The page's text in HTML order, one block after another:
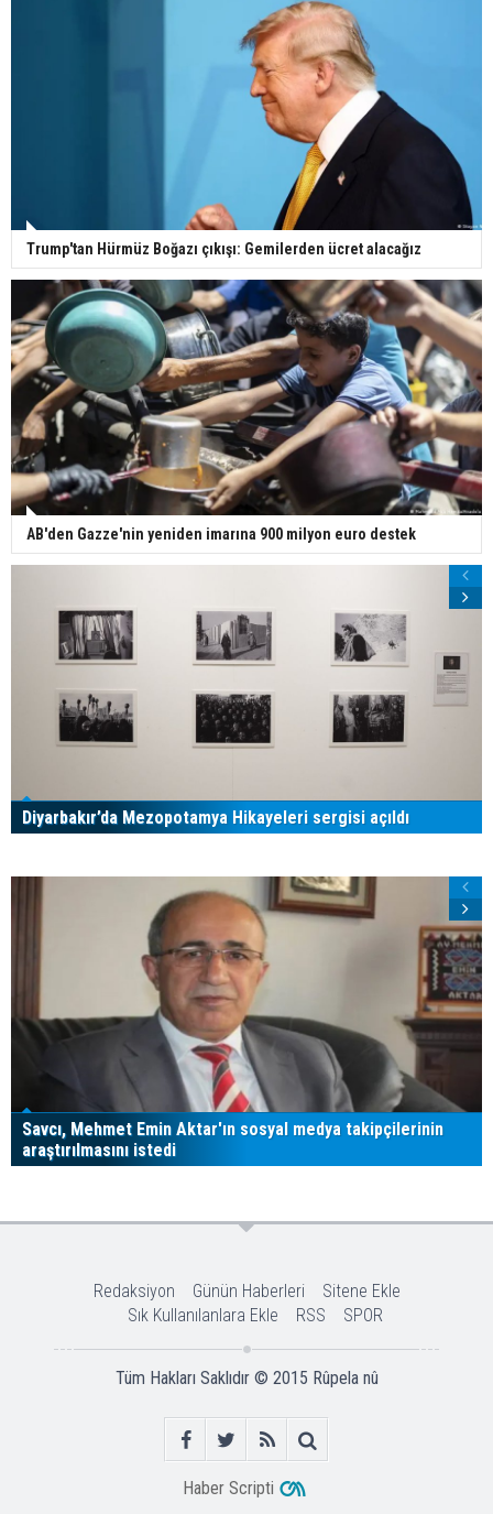
erdirmeye yönelik arabuluculuk çabalarında bulunmuş, Türkiye
ise Gazze'deki savaşı sonlandırmayı amaçlayan müzakerelerde
Nükleer silaha sahip tek Müslüman ülke konumundaki Pakistan
ile Suudi Arabistan, 2025 yılında da ortak bir savunma paktı
duyurmuş ve bu karar uluslararası alanda geniş yankı
HABEREYORUM KAT
UYARI:Küfür, hakaret, rencide edici cümleler veya imalar, inançlara saldırı
içeren, imla kuralları ile yazılmamış,
Bu Kategorideki Diğer Haberler